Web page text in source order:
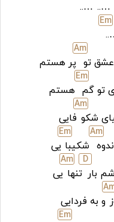
…..
…..
Em
عشق تو
Am
پر هستم
تو گم
Em
هستم
شکو
Am
فایی
Am
شکیبا
Em
یی
بار
D
تنها
Am
یی
A
و به فردایی
Em